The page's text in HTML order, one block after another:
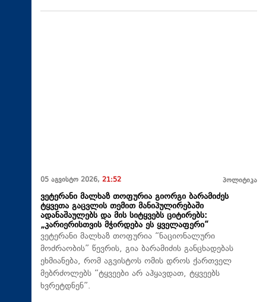
05 აგვისტო 2026, 21:52 პოლიტიკა
ვეტერანი მალხაზ თოფურია გიორგი ბარამიძეს
ტყვეთა გაცვლის თემით მანიპულირებაში
ადანაშაულებს და მის სიტყვებს ციტირებს:
„კარიერისთვის მჭირდება ეს ყველაფერი“
ვეტერანი მალხაზ თოფურია “ნაციონალური
მოძრაობის” წევრის, გია ბარამიძის განცხადებას
ეხმიანება, რომ აგვისტოს ომის დროს ქართველ
მებრძოლებს “ტყვეები არ აჰყავდათ, ტყვეებს
ხვრეტდნენ”.